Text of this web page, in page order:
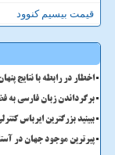
قیمت بیسیم کنوود
اخطار در رابطه با نتایج
برگرداندن زبان فارسی به
ببینید بزرگترین ایرباس
پیرترین موجود جهان در آستانه ۲۰۰ سالگی